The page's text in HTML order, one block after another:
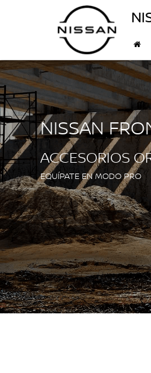
NISSAN
ACCESORIOS
EQUÍPATE EN MODO PRO